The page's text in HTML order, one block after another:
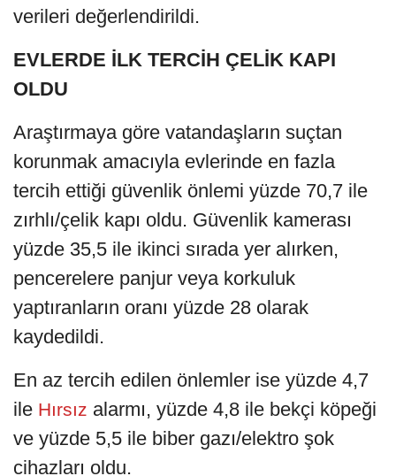
verileri değerlendirildi.
EVLERDE İLK TERCİH ÇELİK KAPI
OLDU
Araştırmaya göre vatandaşların suçtan
korunmak amacıyla evlerinde en fazla
tercih ettiği güvenlik önlemi yüzde 70,7 ile
zırhlı/çelik kapı oldu. Güvenlik kamerası
yüzde 35,5 ile ikinci sırada yer alırken,
pencerelere panjur veya korkuluk
yaptıranların oranı yüzde 28 olarak
kaydedildi.
En az tercih edilen önlemler ise yüzde 4,7
ile Hırsız alarmı, yüzde 4,8 ile bekçi köpeği
ve yüzde 5,5 ile biber gazı/elektro şok
cihazları oldu.